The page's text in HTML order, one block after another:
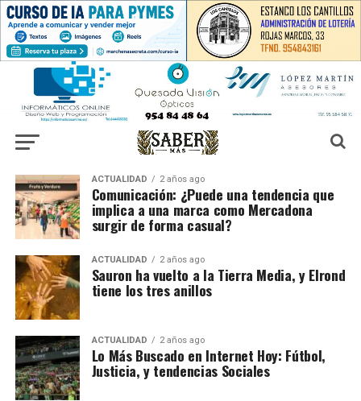
ACTUALIDAD 2 años ago
Comunicación: ¿Puede una tendencia que
implica a una marca como Mercadona
surgir de forma casual?
ACTUALIDAD 2 años ago
Sauron ha vuelto a la Tierra Media, y Elrond
tiene los tres anillos
ACTUALIDAD 2 años ago
Lo Más Buscado en Internet Hoy: Fútbol,
Justicia, y tendencias Sociales